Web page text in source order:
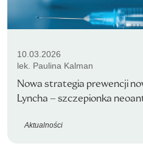
10.03.2026
lek. Paulina Kalman
Nowa strategia prewencji
Lyncha – szczepionka
Aktualności